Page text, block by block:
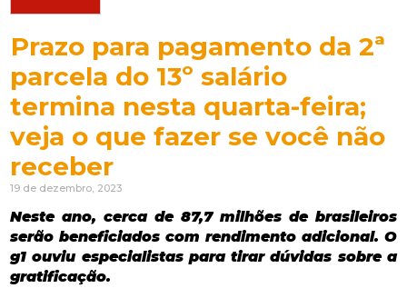
Prazo para pagamento da 2ª
parcela do 13º salário
termina nesta quarta-feira;
veja o que fazer se você não
receber
19 de dezembro, 2023
Neste ano, cerca de 87,7 milhões de brasileiros
serão beneficiados com rendimento adicional. O
g1 ouviu especialistas para tirar dúvidas sobre a
gratificação.